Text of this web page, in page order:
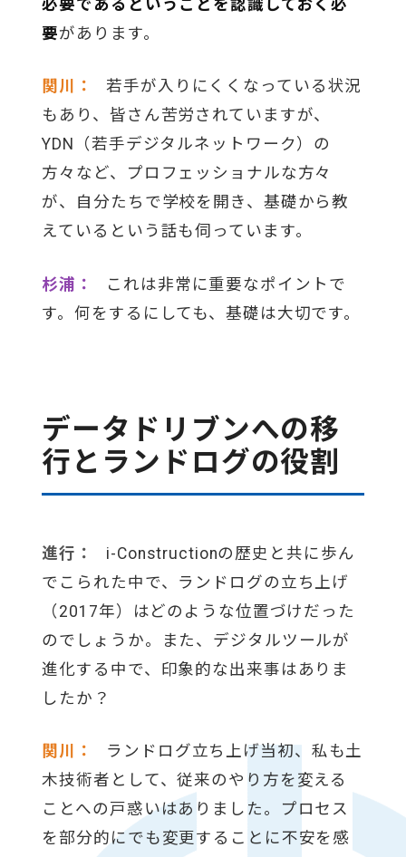
必要であるということを認識しておく必
要があります。
関川：
若手が入りにくくなっている状況
もあり、皆さん苦労されていますが、
YDN（若手デジタルネットワーク）の
方々など、プロフェッショナルな方々
が、自分たちで学校を開き、基礎から教
えているという話も伺っています。
杉浦：
これは非常に重要なポイントで
す。何をするにしても、基礎は大切です。
データドリブンへの移
行とランドログの役割
進行：
i-Constructionの歴史と共に歩ん
でこられた中で、ランドログの立ち上げ
（2017年）はどのような位置づけだった
のでしょうか。また、デジタルツールが
進化する中で、印象的な出来事はありま
したか？
関川：
ランドログ立ち上げ当初、私も土
木技術者として、従来のやり方を変える
ことへの戸惑いはありました。プロセス
を部分的にでも変更することに不安を感